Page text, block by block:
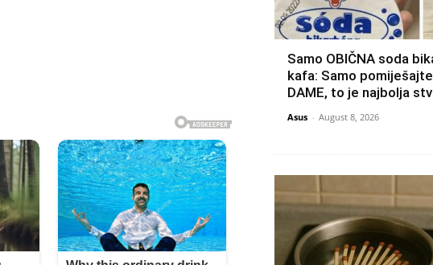
Samo OBIČNA soda
kafa: Samo
DAME, to je najbolja
Asus - August 8, 2026